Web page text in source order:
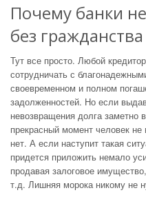
Почему банки
без гражданства
Тут все просто. Любой
сотрудничать с
своевременном и полном
задолженностей. Но если
невозвращения долга заметно
прекрасный момент человек
нет. А если наступит такая
придется приложить немало
продавая залоговое
т.д. Лишняя морока никому не